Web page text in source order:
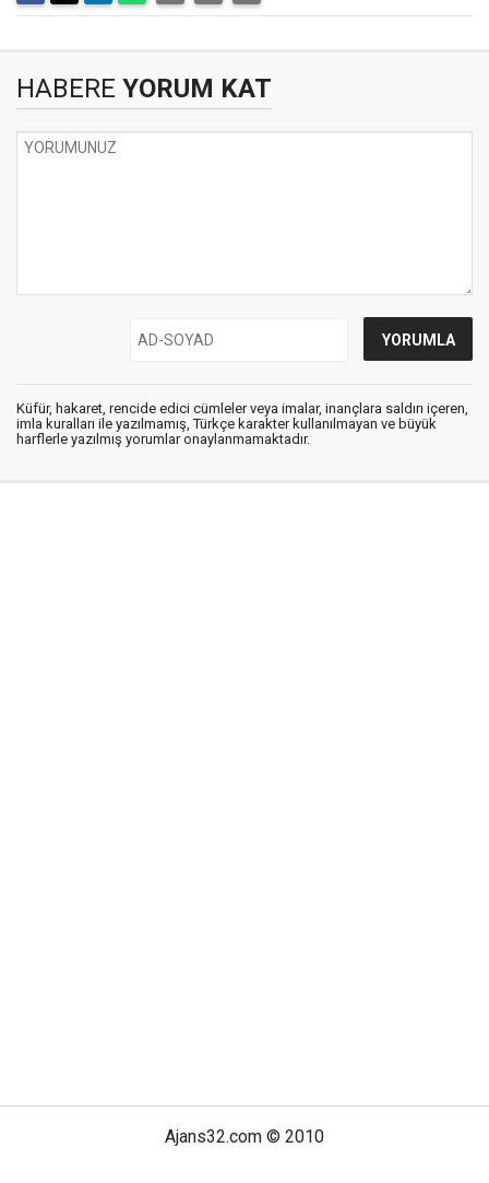
HABERE YORUM KAT
Küfür, hakaret, rencide edici cümleler veya imalar, inançlara saldırı içeren,
imla kuralları ile yazılmamış, Türkçe karakter kullanılmayan ve büyük
harflerle yazılmış yorumlar onaylanmamaktadır.
Ajans32.com © 2010